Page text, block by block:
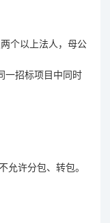
个以上法人，母公
一招标项目中同时
允许分包、转包。